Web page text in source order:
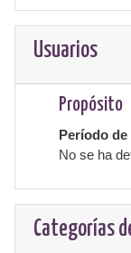
Usuarios
Propósito
Período
No se ha
Categorías